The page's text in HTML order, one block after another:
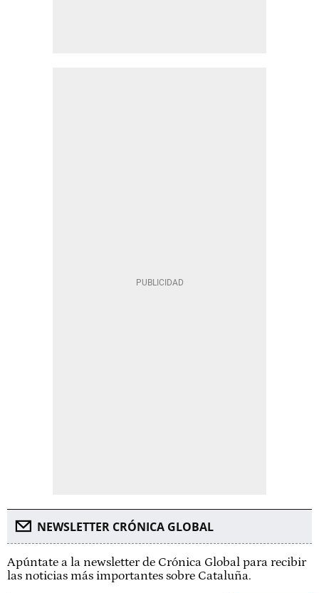
NEWSLETTER CRÓNICA GLOBAL
Apúntate a la newsletter de Crónica Global para recibir
las noticias más importantes sobre Cataluña.